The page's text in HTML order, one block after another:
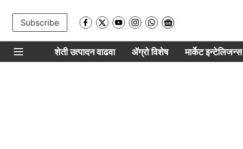
Subscribe
शेती उत्पादन वाढवा ॲग्रो विशेष मार्केट इन्टेलिजन्स